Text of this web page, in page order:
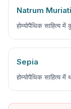
Natrum
होम्योपैथिक साहित्य
Sepia
होम्योपैथिक साहित्य